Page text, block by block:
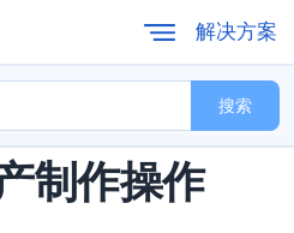
解决方案
搜索
制作操作